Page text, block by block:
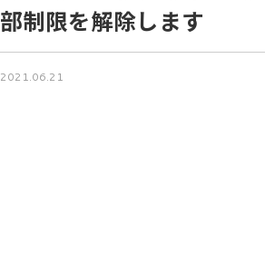
部制限を解除します
2021.06.21